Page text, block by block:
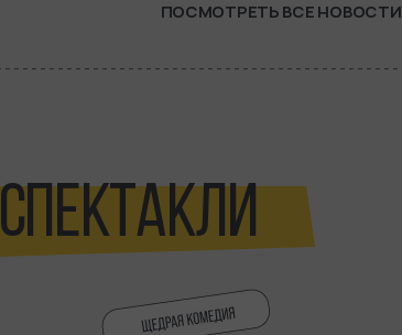
ПОСМОТРЕТЬ ВСЕ НОВОСТИ
СПЕКТАКЛИ